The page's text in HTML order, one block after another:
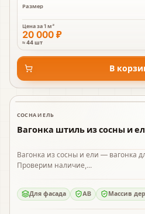
Размер
Цена за1 м³
20 000 ₽
≈ 44 шт
В
В наличии
СОСНА И ЕЛЬ
Вагонка штиль из сосны и
Вагонка из сосны и ели — вагонка
Проверим наличие,...
Для фасада AB Массив